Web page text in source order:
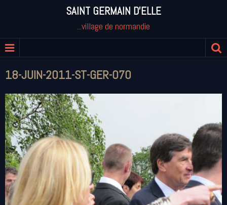
SAINT GERMAIN D'ELLE
...village de normandie
18-JUIN-2011-ST-GER-070